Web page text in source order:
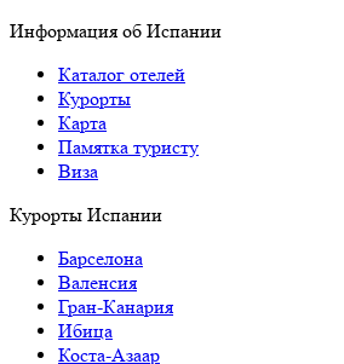
Информация об Испании
Каталог отелей
Курорты
Карта
Памятка туристу
Виза
Курорты Испании
Барселона
Валенсия
Гран-Канария
Ибица
Коста-Азаар